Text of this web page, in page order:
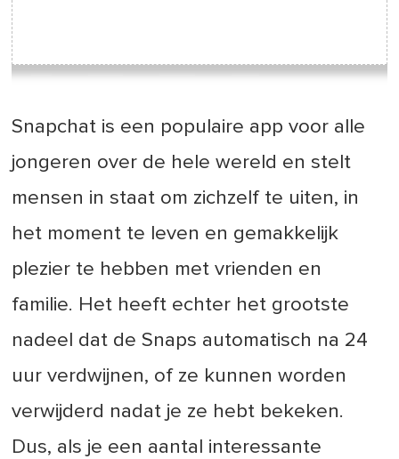
Snapchat is een populaire app voor alle
jongeren over de hele wereld en stelt
mensen in staat om zichzelf te uiten, in
het moment te leven en gemakkelijk
plezier te hebben met vrienden en
familie. Het heeft echter het grootste
nadeel dat de Snaps automatisch na 24
uur verdwijnen, of ze kunnen worden
verwijderd nadat je ze hebt bekeken.
Dus, als je een aantal interessante